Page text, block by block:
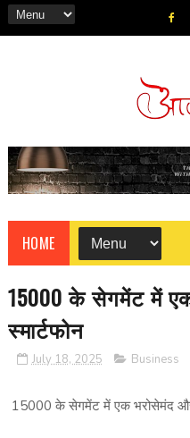
HOME
15000 के सेगमेंट में
स्मार्टफोन
July 18, 2025 Business
15000 के सेगमेंट में एक भरोसेमंद और